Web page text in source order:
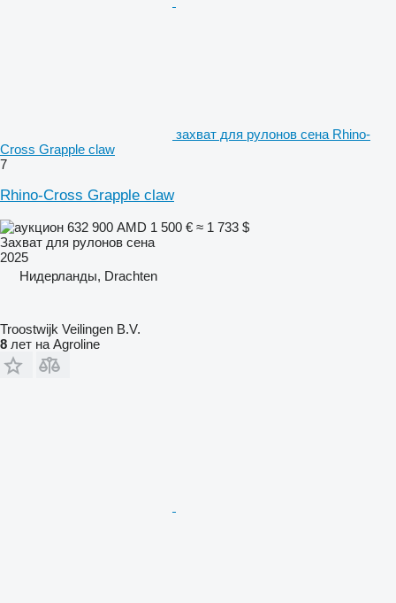
захват для рулонов сена Rhino-
Cross Grapple claw
7
Rhino-Cross Grapple claw
632 900 AMD 1 500 € ≈ 1 733 $
Захват для рулонов сена
2025
Нидерланды, Drachten
Troostwijk Veilingen B.V.
8 лет на Agroline